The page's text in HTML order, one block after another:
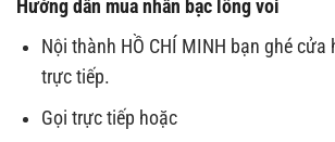
Hướng dẫn mua nhẫn bạc lông voi
Nội thành HỒ CHÍ MINH bạn ghé cửa
trực tiếp.
Gọi trực tiếp hoặc